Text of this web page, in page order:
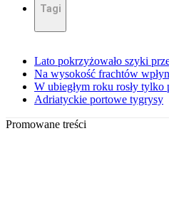
Tagi
Lato pokrzyżowało szyki
Na wysokość frachtów
W ubiegłym roku rosły tylko
Adriatyckie portowe tygrysy
Promowane treści